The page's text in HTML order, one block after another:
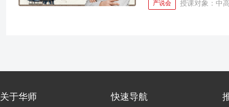
产说会 授课对象：中
关于华师 快速导航